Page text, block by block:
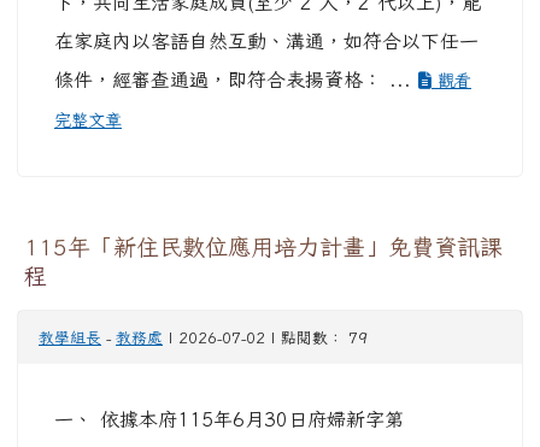
在家庭內以客語自然互動、溝通，如符合以下任一
條件，經審查通過，即符合表揚資格： ...
觀看
完整文章
115年「新住民數位應用培力計畫」免費資訊課
程
教學組長 - 教務處 | 2026-07-02 | 點閱數： 79
一、 依據本府115年6月30日府婦新字第